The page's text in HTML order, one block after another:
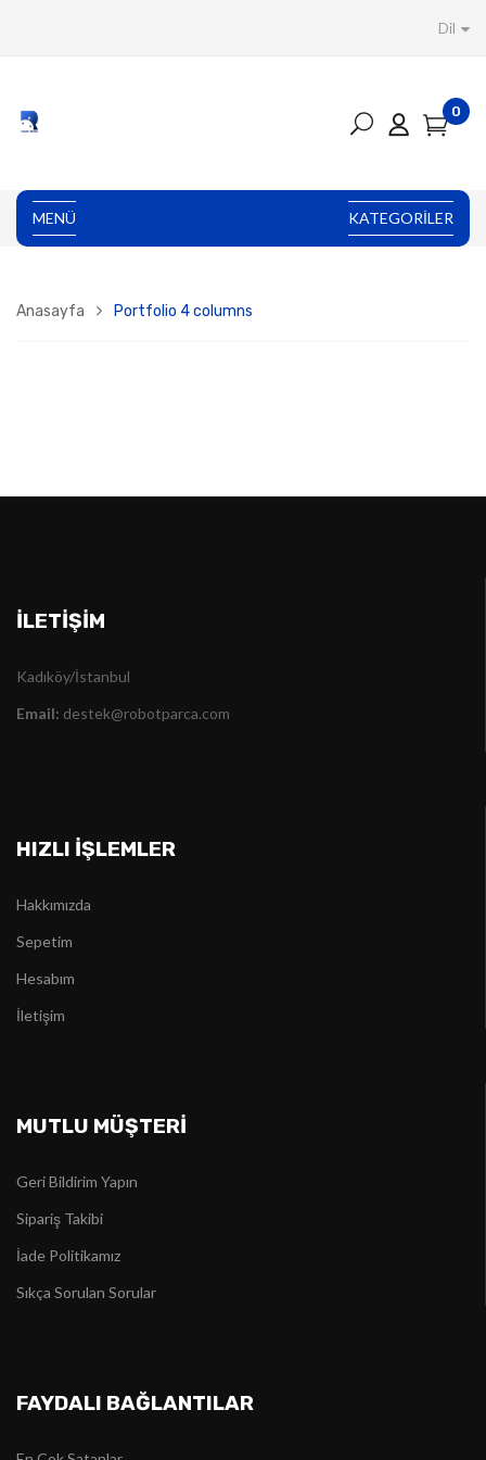
Dil
0
MENÜ KATEGORILER
Anasayfa Portfolio 4 columns
İLETIŞIM
Kadıköy/İstanbul
Email: destek@robotparca.com
HIZLI İŞLEMLER
Hakkımızda
Sepetim
Hesabım
İletişim
MUTLU MÜŞTERİ
Geri Bildirim Yapın
Sipariş Takibi
İade Politikamız
Sıkça Sorulan Sorular
FAYDALI BAĞLANTILAR